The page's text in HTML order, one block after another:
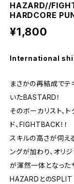
HAZARD//
HARDCORE
¥1,800
International
まさかの再結成でテ
いたBASTARD！
そのボーカリスト、
ド、FIGHTBACK！！
スキルの高さが伺
ングが加わり、オリ
が渾然一体となった
HAZARDとのSPLIT